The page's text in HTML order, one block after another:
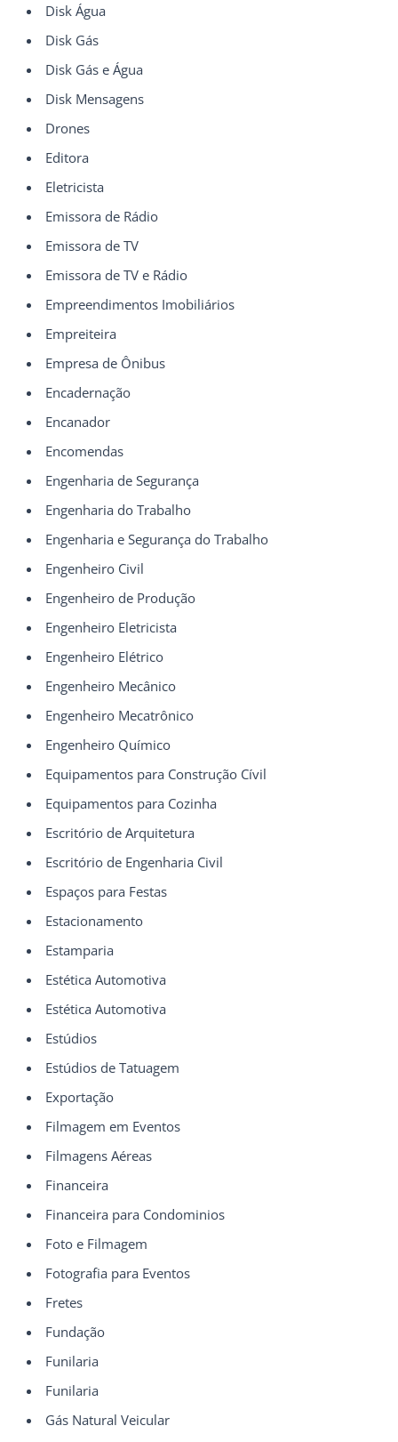
Disk Água
Disk Gás
Disk Gás e Água
Disk Mensagens
Drones
Editora
Eletricista
Emissora de Rádio
Emissora de TV
Emissora de TV e Rádio
Empreendimentos Imobiliários
Empreiteira
Empresa de Ônibus
Encadernação
Encanador
Encomendas
Engenharia de Segurança
Engenharia do Trabalho
Engenharia e Segurança do Trabalho
Engenheiro Civil
Engenheiro de Produção
Engenheiro Eletricista
Engenheiro Elétrico
Engenheiro Mecânico
Engenheiro Mecatrônico
Engenheiro Químico
Equipamentos para Construção Cívil
Equipamentos para Cozinha
Escritório de Arquitetura
Escritório de Engenharia Civil
Espaços para Festas
Estacionamento
Estamparia
Estética Automotiva
Estética Automotiva
Estúdios
Estúdios de Tatuagem
Exportação
Filmagem em Eventos
Filmagens Aéreas
Financeira
Financeira para Condominios
Foto e Filmagem
Fotografia para Eventos
Fretes
Fundação
Funilaria
Funilaria
Gás Natural Veicular